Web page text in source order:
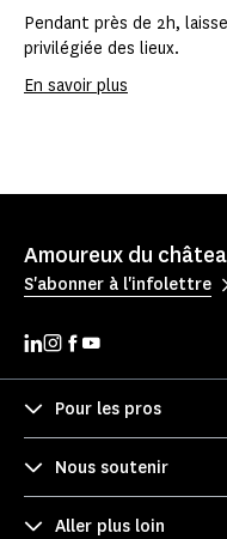
Pendant près de 2h,
privilégiée des lieux.
En savoir plus
Amoureux du
S'abonner à l'infolettre
Pour les pros
Nous soutenir
Aller plus loin